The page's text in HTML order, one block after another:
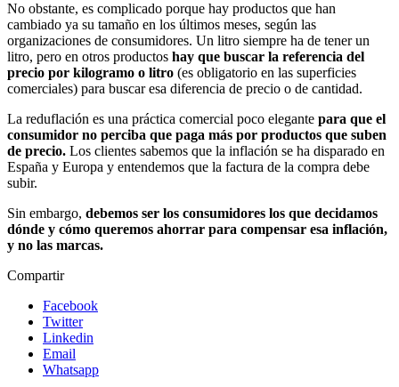
No obstante, es complicado porque hay productos que han
cambiado ya su tamaño en los últimos meses, según las
organizaciones de consumidores. Un litro siempre ha de tener un
litro, pero en otros productos hay que buscar la referencia del
precio por kilogramo o litro (es obligatorio en las superficies
comerciales) para buscar esa diferencia de precio o de cantidad.
La reduflación es una práctica comercial poco elegante para que el
consumidor no perciba que paga más por productos que suben
de precio. Los clientes sabemos que la inflación se ha disparado en
España y Europa y entendemos que la factura de la compra debe
subir.
Sin embargo, debemos ser los consumidores los que decidamos
dónde y cómo queremos ahorrar para compensar esa inflación,
y no las marcas.
Compartir
Facebook
Twitter
Linkedin
Email
Whatsapp